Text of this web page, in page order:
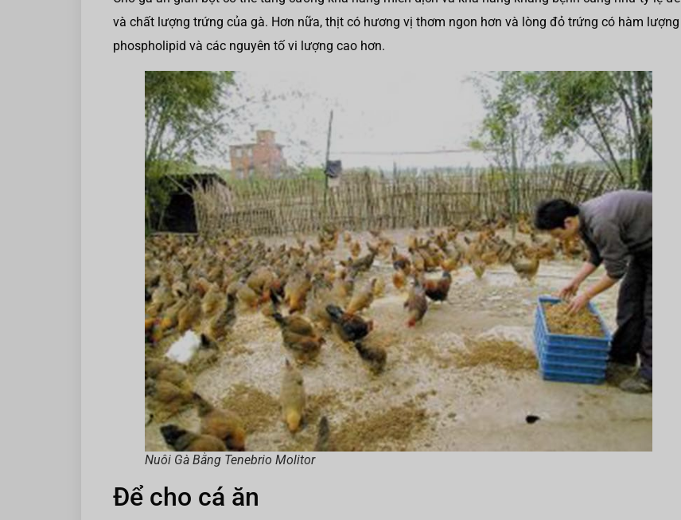
và chất lượng trứng của gà. Hơn nữa, thịt có hương vị thơm ngon hơn và lòng đỏ trứng có hàm lượng
phospholipid và các nguyên tố vi lượng cao hơn.
Nuôi Gà Bằng Tenebrio Molitor
Để cho cá ăn